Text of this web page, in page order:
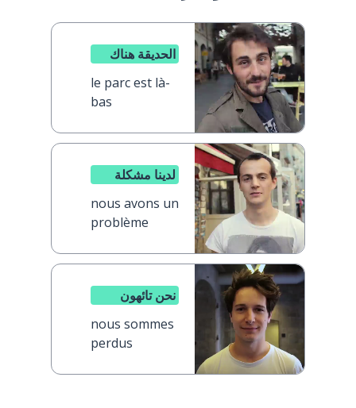
الحديقة هناك
le parc est là-
bas
لدينا مشكلة
nous avons un
problème
نحن تائهون
nous sommes
perdus